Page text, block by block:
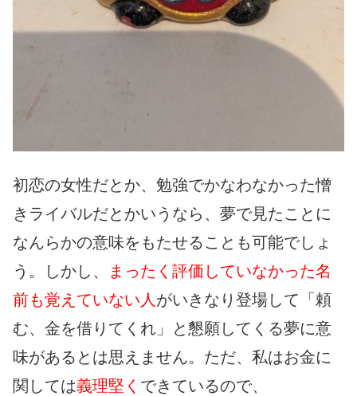
初恋の女性だとか、勉強でかなわなかった憎
きライバルだとかいうなら、夢で見たことに
なんらかの意味をもたせることも可能でしょ
う。しかし、
まったく評価していなかった名
前も覚えていない人 がいきなり登場して「頼
む、金を借りてくれ」と懇願してくる夢に意
味があるとは思えません。ただ、私はお金に
関しては義理堅く できているので、